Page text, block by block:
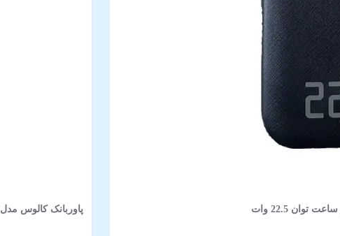
پاوربانک کالوس مدل FAST-H60 ظرفیت 60000 میلی‌آمپر ساعت توان 22.5 وات